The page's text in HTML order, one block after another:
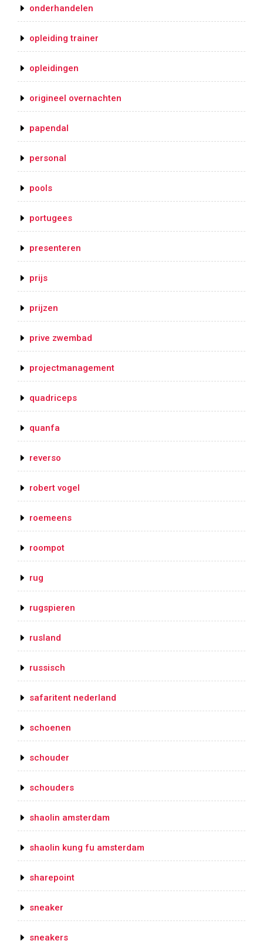
onderhandelen
opleiding trainer
opleidingen
origineel overnachten
papendal
personal
pools
portugees
presenteren
prijs
prijzen
prive zwembad
projectmanagement
quadriceps
quanfa
reverso
robert vogel
roemeens
roompot
rug
rugspieren
rusland
russisch
safaritent nederland
schoenen
schouder
schouders
shaolin amsterdam
shaolin kung fu amsterdam
sharepoint
sneaker
sneakers